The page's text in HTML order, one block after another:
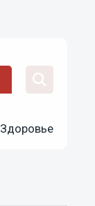
Здоровье